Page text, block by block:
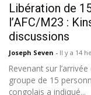
Libération de
l’AFC/M23 :
discussions
Joseph Seven - Il y a 14
Revenant sur
groupe de 15
congolais a indiqué...